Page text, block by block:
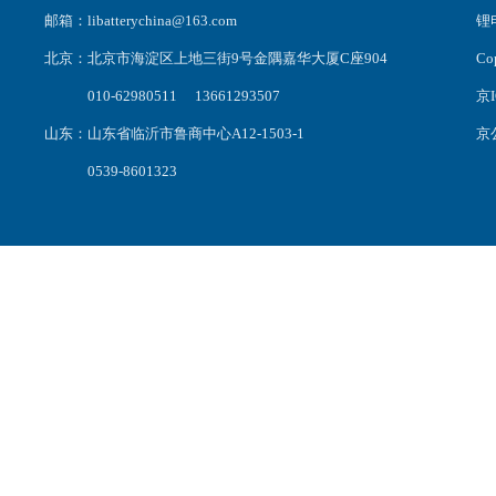
邮箱：libatterychina@163.com
北京：北京市海淀区上地三街9号金隅嘉华大厦C座904
010-62980511 13661293507
山东：山东省临沂市鲁商中心A12-1503-1
0539-8601323
锂
京
京